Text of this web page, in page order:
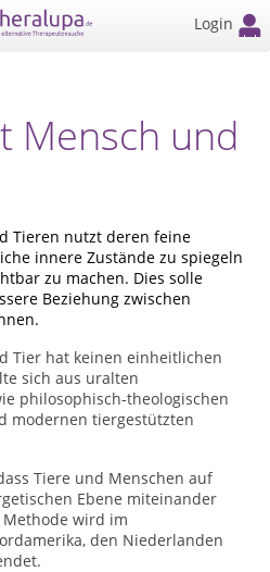
Login
Mensch und
Tieren nutzt deren feine
innere Zustände zu spiegeln
zu machen. Dies solle
Beziehung zwischen
Tier hat keinen einheitlichen
sich aus uralten
philosophisch‑theologischen
modernen tiergestützten
Tiere und Menschen auf
Ebene miteinander
wird im
den Niederlanden